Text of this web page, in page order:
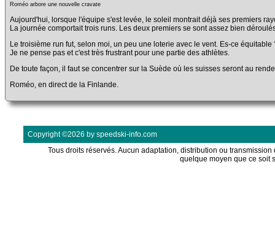
Roméo arbore une nouvelle cravate
Aujourd'hui, lorsque l'équipe s'est levée, le soleil montrait déjà ses premiers
La journée comportait trois runs. Les deux premiers se sont assez bien
Le troisième run fut, selon moi, un peu une loterie avec le vent. Es-ce équitable
Je ne pense pas et c'est très frustrant pour une partie des athlètes.
De toute façon, il faut se concentrer sur la Suède où les suisses seront au
Roméo, en direct de la Finlande.
Copyright ©2026 by speedski-info.com
Tous droits réservés. Aucun adaptation, distribution ou
quelque moyen que ce soit